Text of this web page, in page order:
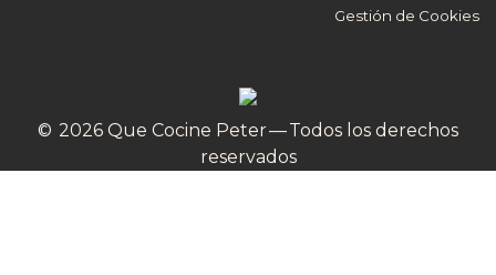
Gestión de Cookies
© 2026 Que Cocine Peter — Todos los derechos
reservados